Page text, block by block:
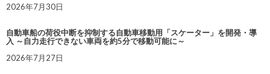
2026年7月30日
自動車船の荷役中断を抑制する自動車移動用「スケーター」を開発・導
入 ～自力走行できない車両を約5分で移動可能に～
2026年7月27日